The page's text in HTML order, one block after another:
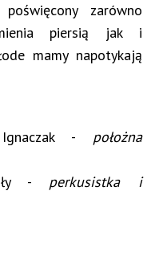
zarówno
piersią jak i
mamy napotykają
- położna
- perkusistka i